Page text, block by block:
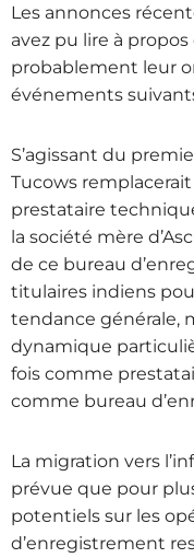
Les annonces
avez pu lire à
probablement leur
événements
S’agissant du
Tucows
prestataire
la société mère
de ce bureau
titulaires indiens
tendance générale,
dynamique
fois comme
comme bureau
La migration vers
prévue que pour
potentiels sur les
d’enregistrement